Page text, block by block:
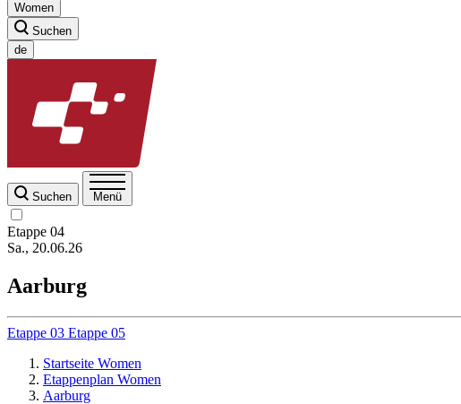
Women
Suchen
de
Suchen Menü
Etappe 04
Sa., 20.06.26
Aarburg
Etappe 03 Etappe 05
Startseite Women
Etappenplan Women
Aarburg